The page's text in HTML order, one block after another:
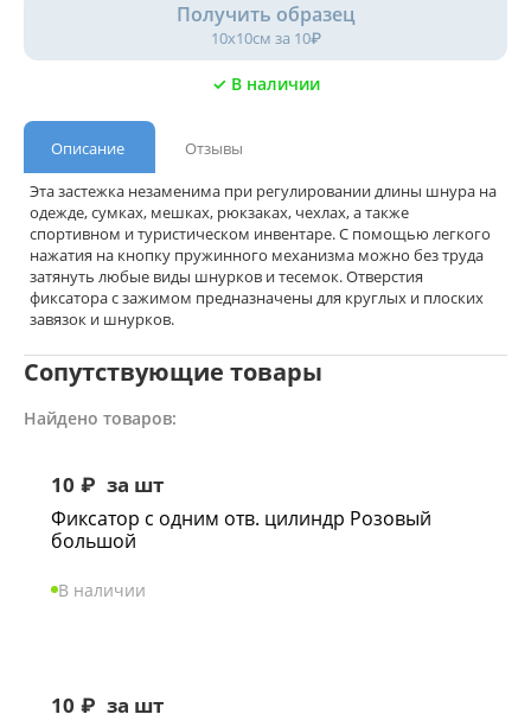
Получить образец
10х10см за 10₽
✓ В наличии
Описание
Отзывы
Эта застежка незаменима при регулировании длины шнура на
одежде, сумках, мешках, рюкзаках, чехлах, а также
спортивном и туристическом инвентаре. С помощью легкого
нажатия на кнопку пружинного механизма можно без труда
затянуть любые виды шнурков и тесемок. Отверстия
фиксатора с зажимом предназначены для круглых и плоских
завязок и шнурков.
Сопутствующие товары
Найдено товаров:
10 ₽ за шт
Фиксатор с одним отв. цилиндр Розовый
большой
В наличии
10 ₽ за шт